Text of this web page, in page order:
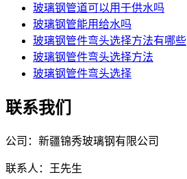
玻璃钢管道可以用于供水吗
玻璃钢管能用给水吗
玻璃钢管件弯头选择方法有哪些
玻璃钢管件弯头选择方法
玻璃钢管件弯头选择
联系我们
公司：新疆锦秀玻璃钢有限公司
联系人：王先生